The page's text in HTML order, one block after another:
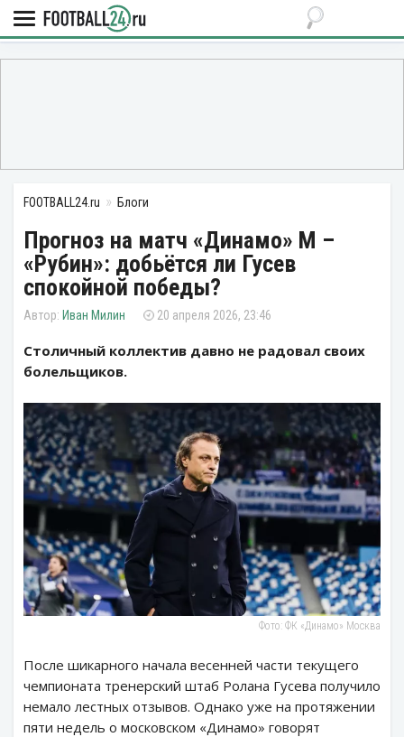
FOOTBALL24.ru Блоги
Прогноз на матч «Динамо» М –
«Рубин»: добьётся ли Гусев
спокойной победы?
Иван Милин 20 апреля 2026, 23:46
Столичный коллектив давно не радовал своих
болельщиков.
Фото: ФК «Динамо» Москва
После шикарного начала весенней части текущего
чемпионата тренерский штаб Ролана Гусева получило
немало лестных отзывов. Однако уже на протяжении
пяти недель о московском «Динамо» говорят